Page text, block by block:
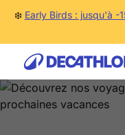
❄️ Early Birds : jusqu'à -